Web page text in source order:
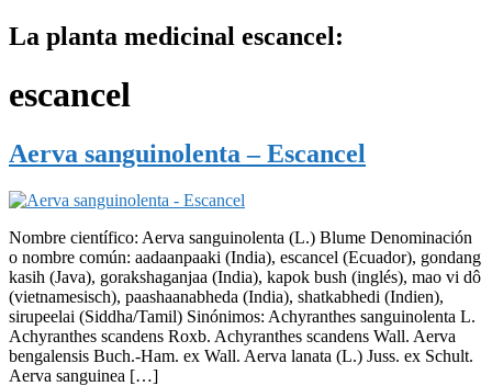
La planta medicinal escancel:
escancel
Aerva sanguinolenta – Escancel
Nombre científico: Aerva sanguinolenta (L.) Blume Denominación
o nombre común: aadaanpaaki (India), escancel (Ecuador), gondang
kasih (Java), gorakshaganjaa (India), kapok bush (inglés), mao vi dô
(vietnamesisch), paashaanabheda (India), shatkabhedi (Indien),
sirupeelai (Siddha/Tamil) Sinónimos: Achyranthes sanguinolenta L.
Achyranthes scandens Roxb. Achyranthes scandens Wall. Aerva
bengalensis Buch.-Ham. ex Wall. Aerva lanata (L.) Juss. ex Schult.
Aerva sanguinea […]